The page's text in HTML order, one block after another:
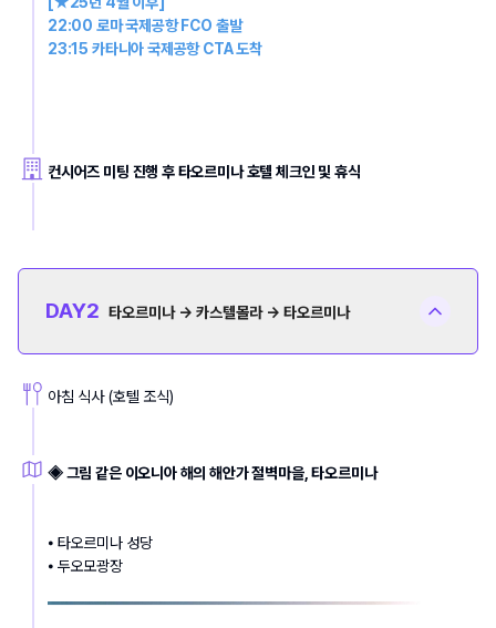
22:00 로마 국제공항 FCO 출발
23:15 카타니아 국제공항 CTA 도착
컨시어즈 미팅 진행 후 타오르미나 호텔 체크인 및 휴식
DAY2 타오르미나 → 카스텔몰라 → 타오르미나
아침 식사 (호텔 조식)
◈ 그림 같은 이오니아 해의 해안가 절벽마을, 타오르미나
⦁ 타오르미나 성당
⦁ 두오모광장